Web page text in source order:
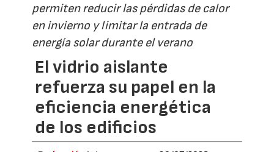
permiten reducir las pérdidas de calor
en invierno y limitar la entrada de
energía solar durante el verano
El vidrio aislante
refuerza su papel en la
eficiencia energética
de los edificios